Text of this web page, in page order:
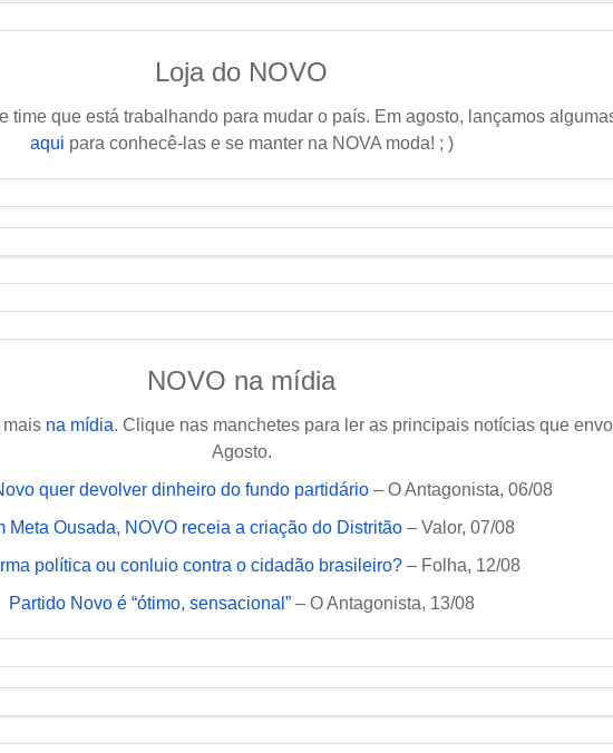
Loja do NOVO
time que está trabalhando para mudar o país. Em agosto, lançamos
aqui para conhecê-las e se manter na NOVA moda! ; )
NOVO na mídia
mais na mídia. Clique nas manchetes para ler as principais notícias que
Agosto.
quer devolver dinheiro do fundo partidário– O Antagonista, 06/08
Meta Ousada, NOVO receia a criação do Distritão – Valor, 07/08
política ou conluio contra o cidadão brasileiro? – Folha, 12/08
Partido Novo é “ótimo, sensacional”– O Antagonista, 13/08